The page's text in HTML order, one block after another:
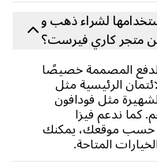
لشراء ذهب و
كاري فيرست؟
خصيصًا
الرئيسية مثل
مثل فودافون
فيزا
موقعك، يمكنك
المتاحة.